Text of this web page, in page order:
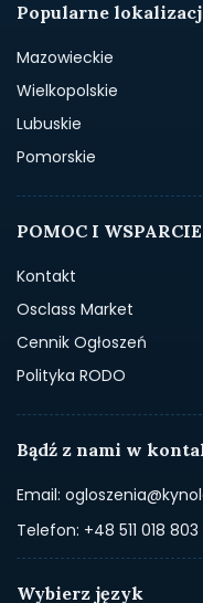
Popularne
Mazowieckie
Wielkopolskie
Lubuskie
Pomorskie
POMOC I WSPARCIE
Kontakt
Osclass Market
Cennik Ogłoszeń
Polityka RODO
Bądź z nami w
Email:
Telefon: +48 511 018 803
Wybierz język